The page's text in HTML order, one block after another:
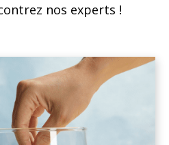
nos experts !